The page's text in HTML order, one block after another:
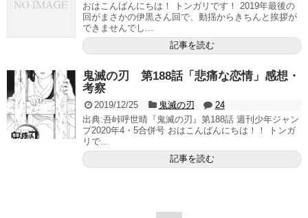
おはこんばんにちは！ トンガリです！ 2019年最後の
回がまさかの伊黒さん回で、動揺からきちんと挨拶が
できませんでし...
記事を読む
鬼滅の刃 第188話「悲痛な恋情」感想・
考察
2019/12/25 鬼滅の刃
24
出典:吾峠呼世晴『鬼滅の刃』第188話 週刊少年ジャン
プ2020年4・5合併号 おはこんばんにちは！！ トンガ
リで...
記事を読む